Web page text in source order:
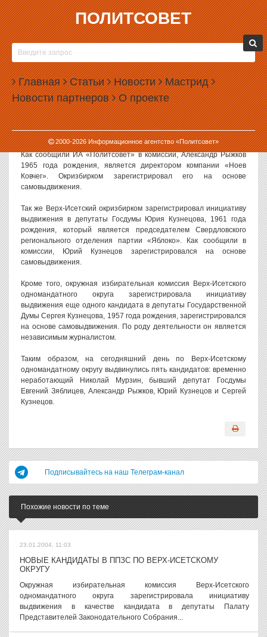
ПОЛИТСОВЕТ
Главная Статьи Новости Мастрид
Новости партнеров О проекте
2000-2026Информационное агентство «Политсовет»
12.01.2004, 09:13
ПО ВЕРХ-ИСЕТСКОМУ ОКРУГУ
ЗАРЕГИСТРИРОВАНЫ АЛЕКСАНДР РЫЖКОВ И
ДВА КУЗНЕЦОВА
Окружная избирательная комиссия Верх-Исетского
одномандатного округа зарегистрировала инициативу
выдвижения в качестве кандидата в депутаты Госдумы
Александра Рыжкова.
Как сообщили ИА «Политсовет» в комиссии, Александр Рыжков
1965 года рождения, является директором компании «Ноев
Ковчег». Окризбирком зарегистрировал его на основе
самовыдвижения.
Так же Верх-Исетский окризбирком зарегистрировал инициативу
выдвижения в депутаты Госдумы Юрия Кузнецова, 1961 года
рождения, который является председателем Свердловского
регионального отделения партии «Яблоко». Как сообщили в
комиссии, Юрий Кузнецов зарегистрировался на основе
самовыдвижения.
Кроме того, окружная избирательная комиссия Верх-Исетского
одномандатного округа зарегистрировала инициативу
выдвижения еще одного кандидата в депутаты Государственной
Думы Сергея Кузнецова, 1957 года рождения, зарегистрировался
на основе самовыдвижения. По роду деятельности он является
независимым журналистом.
Таким образом, на сегодняшний день по Верх-Исетскому
одномандатному округу выдвинулись пять кандидатов: временно
неработающий Николай Мурзин, бывший депутат Госдумы
Евгений Зяблицев, Александр Рыжков, Юрий Кузнецов и Сергей
Кузнецов.
Подписывайтесь на наш Телеграм-канал
Похожие новости по теме
23.01.2004, 11:03
НОВЫЕ КАНДИДАТЫ В ППЗС ПО ВЕРХ-ИСЕТСКОМУ
ОКРУГУ
Окружная избирательная комиссия Верх-Исетского
одномандатного округа зарегистрировала инициативу
выдвижения в качестве кандидата в депутаты Палату
Представителей Законодательного Собрания...